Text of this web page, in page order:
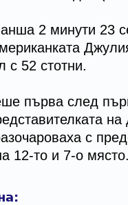
2 минути 23
с 52 стотни.
първа след
с
12-то и 7-о